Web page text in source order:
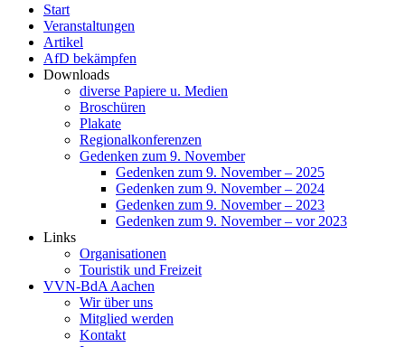
Start
Veranstaltungen
Artikel
AfD bekämpfen
Downloads
diverse Papiere u. Medien
Broschüren
Plakate
Regionalkonferenzen
Gedenken zum 9. November
Gedenken zum 9. November – 2025
Gedenken zum 9. November – 2024
Gedenken zum 9. November – 2023
Gedenken zum 9. November – vor 2023
Links
Organisationen
Touristik und Freizeit
VVN-BdA Aachen
Wir über uns
Mitglied werden
Kontakt